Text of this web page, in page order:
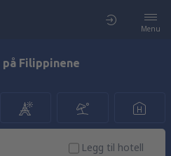
Menu
på Filippinene
Legg til hotell